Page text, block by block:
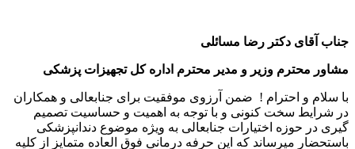
جناب آقای دکتر رضا مسائلی
مشاور محترم وزیر و مدیر محترم اداره کل تجهیزات پزشکی
با سلام و احترام ! ضمن آرزوی موفقیت برای جنابعالی و همکاران
در شرایط سخت کنونی و با توجه به اهمیت و حساسیت تصمیم
گیری در حوزه اختیارات جنابعالی به ویژه موضوع دندانپزشکی
باستحضار میرساند که این حرفه درمانی فوق العاده متمایز از کلیه